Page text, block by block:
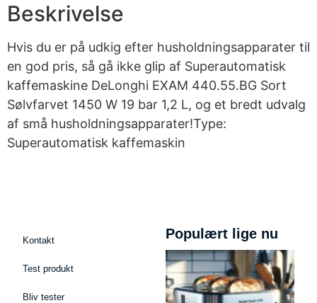
Beskrivelse
Hvis du er på udkig efter husholdningsapparater til
en god pris, så gå ikke glip af Superautomatisk
kaffemaskine DeLonghi EXAM 440.55.BG Sort
Sølvfarvet 1450 W 19 bar 1,2 L, og et bredt udvalg
af små husholdningsapparater!Type:
Superautomatisk kaffemaskin
Kontakt
Test produkt
Bliv tester
Populært lige nu